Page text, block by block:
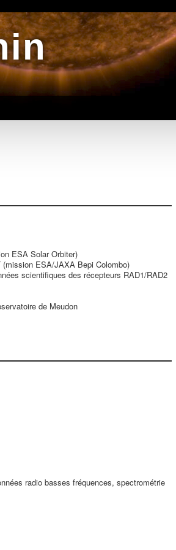
ESA Solar Orbiter)
ESA/JAXA Bepi Colombo)
scientifiques des récepteurs RAD1/RAD2
de Meudon
radio basses fréquences, spectrométrie